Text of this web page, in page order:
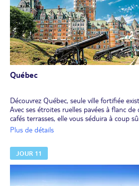
Québec
Découvrez Québec, seule ville fortifiée
Avec ses étroites ruelles pavées à flanc
cafés terrasses, elle vous séduira à coup
Admirez le légendaire château Frontenac
remparts, les plaines d'Abraham.
Pour le goûter, laissez-vous tenter par
Pour le déjeuner et le dîner, vous aurez
N’hésitez pas à faire une visite guidée de
découvrir ses charmes.
Plus de détails
JOUR 11